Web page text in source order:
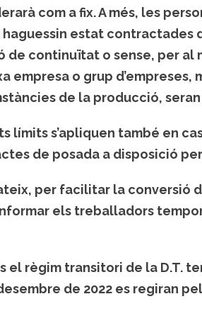
com a fix. A més, les
haguessin estat contractades
de continuïtat o sense, per
empresa o grup
de la producció,
límits s’apliquen també en
de posada a disposició
per facilitar la conversió
els treballadors
el règim transitori de la D.T.
de 2022 es regiran